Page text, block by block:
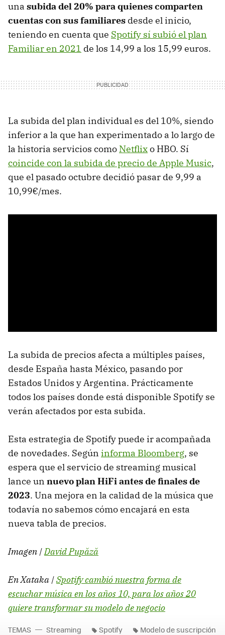
una subida del 20% para quienes comparten
cuentas con sus familiares desde el inicio,
teniendo en cuenta que Spotify sí subió el plan
Familiar en 2021 de los 14,99 a los 15,99 euros.
La subida del plan individual es del 10%, siendo
inferior a la que han experimentado a lo largo de
la historia servicios como Netflixo HBO. Sí
coincide con la subida de precio de Apple Music,
que el pasado octubre decidió pasar de 9,99 a
10,99€/mes.
La subida de precios afecta a múltiples países,
desde España hasta México, pasando por
Estados Unidos y Argentina. Prácticamente
todos los países donde está disponible Spotify se
verán afectados por esta subida.
Esta estrategia de Spotify puede ir acompañada
de novedades. Según informa Bloomberg, se
espera que el servicio de streaming musical
lance un nuevo plan HiFi antes de finales de
2023. Una mejora en la calidad de la música que
todavía no sabemos cómo encajará en esta
nueva tabla de precios.
Imagen | David Pupăză
En Xataka |Spotify cambió nuestra forma de
escuchar música en los años 10, para los años 20
quiere transformar su modelo de negocio
TEMAS Streaming Spotify Modelo de suscripción